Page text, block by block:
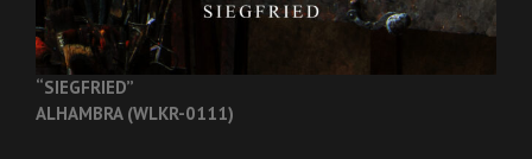
“SIEGFRIED”
ALHAMBRA (WLKR-0111)